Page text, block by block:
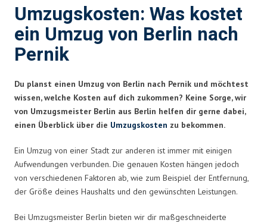
Umzugskosten: Was kostet
ein Umzug von Berlin nach
Pernik
Du planst einen Umzug von Berlin nach Pernik und möchtest
wissen, welche Kosten auf dich zukommen? Keine Sorge, wir
von Umzugsmeister Berlin aus Berlin helfen dir gerne dabei,
einen Überblick über die Umzugskosten zu bekommen.
Ein Umzug von einer Stadt zur anderen ist immer mit einigen
Aufwendungen verbunden. Die genauen Kosten hängen jedoch
von verschiedenen Faktoren ab, wie zum Beispiel der Entfernung,
der Größe deines Haushalts und den gewünschten Leistungen.
Bei Umzugsmeister Berlin bieten wir dir maßgeschneiderte